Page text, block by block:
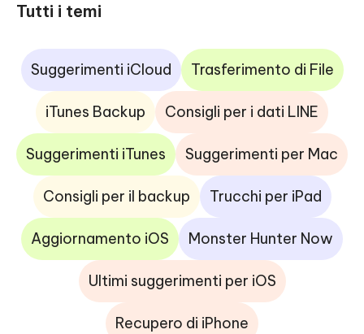
Tutti i temi
Suggerimenti iCloud Trasferimento di File
iTunes Backup Consigli per i dati LINE
Suggerimenti iTunes Suggerimenti per Mac
Consigli per il backup Trucchi per iPad
Aggiornamento iOS Monster Hunter Now
Ultimi suggerimenti per iOS
Recupero di iPhone